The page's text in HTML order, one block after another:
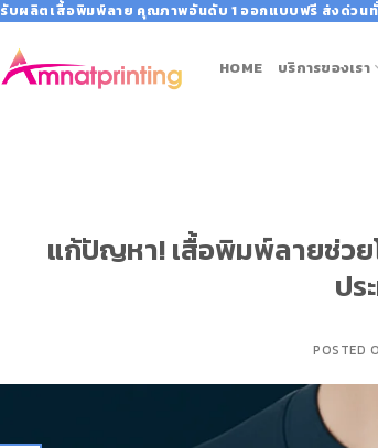
รับผลิตเสื้อพิมพ์ลาย คุณภาพอันดับ 1 ออกแบบฟรี ส่งด่วนทั่
HOME บริการของเรา
แก้ปัญหา! เสื้อพิมพ์ลายช่วย
ปร
POSTED